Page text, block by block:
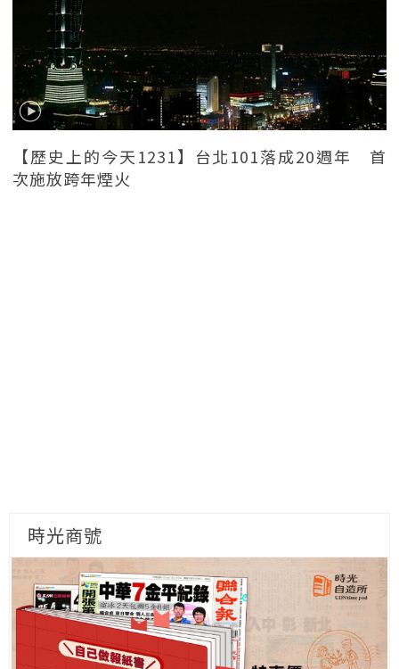
【歷史上的今天1231】台北101落成20週年 首
次施放跨年煙火
時光商號